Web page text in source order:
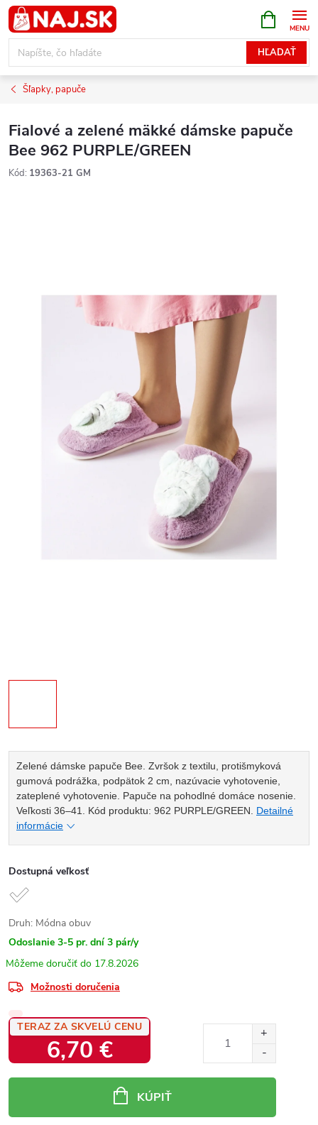
Prejsť
na
obsah
HĽADAŤ
KOŠÍK
Šľapky, papuče
Fialové a zelené mäkké dámske papuče
Bee 962 PURPLE/GREEN
Kód: 19363-21 GM
Zelené dámske papuče Bee. Zvršok z textilu, protišmyková
gumová podrážka, podpätok 2 cm, nazúvacie vyhotovenie,
zateplené vyhotovenie. Papuče na pohodlné domáce nosenie.
Veľkosti 36–41. Kód produktu: 962 PURPLE/GREEN.
Detailné
informácie
Dostupná veľkosť
Druh: Módna obuv
Odoslanie 3-5 pr. dní 3 pár/y
17.8.2026
Možnosti doručenia
TERAZ ZA SKVELÚ CENU
6,70 €
KÚPIŤ